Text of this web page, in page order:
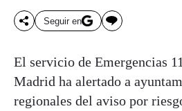
Seguir en
El servicio de Emergencias
Madrid ha alertado a
regionales del aviso por